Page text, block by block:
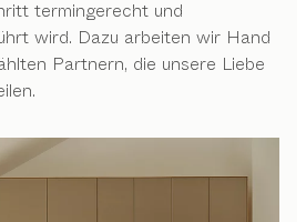
termingerecht und
wird. Dazu arbeiten wir Hand
Partnern, die unsere Liebe